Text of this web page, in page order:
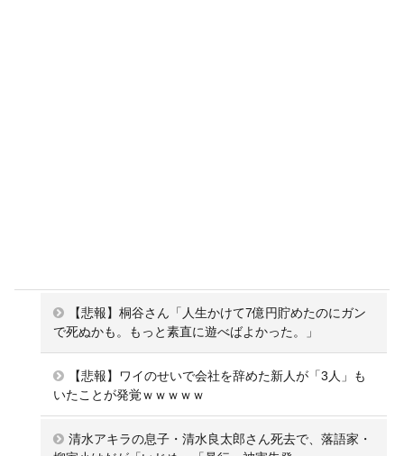
【悲報】桐谷さん「人生かけて7億円貯めたのにガン
で死ぬかも。もっと素直に遊べばよかった。」
【悲報】ワイのせいで会社を辞めた新人が「3人」も
いたことが発覚ｗｗｗｗｗ
清水アキラの息子・清水良太郎さん死去で、落語家・